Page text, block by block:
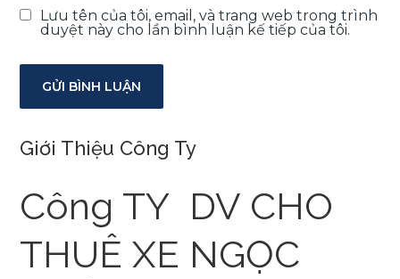
Lưu tên của tôi, email, và trang web trong trình
duyệt này cho lần bình luận kế tiếp của tôi.
Giới Thiệu Công Ty
Công TY DV CHO
THUÊ XE NGỌC